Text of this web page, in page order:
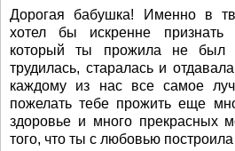
Дорогая бабушка! Именно в
хотел бы искренне признать
который ты прожила не был
трудилась, старалась и
каждому из нас все самое
пожелать тебе прожить еще
здоровье и много прекрасных
того, что ты с любовью